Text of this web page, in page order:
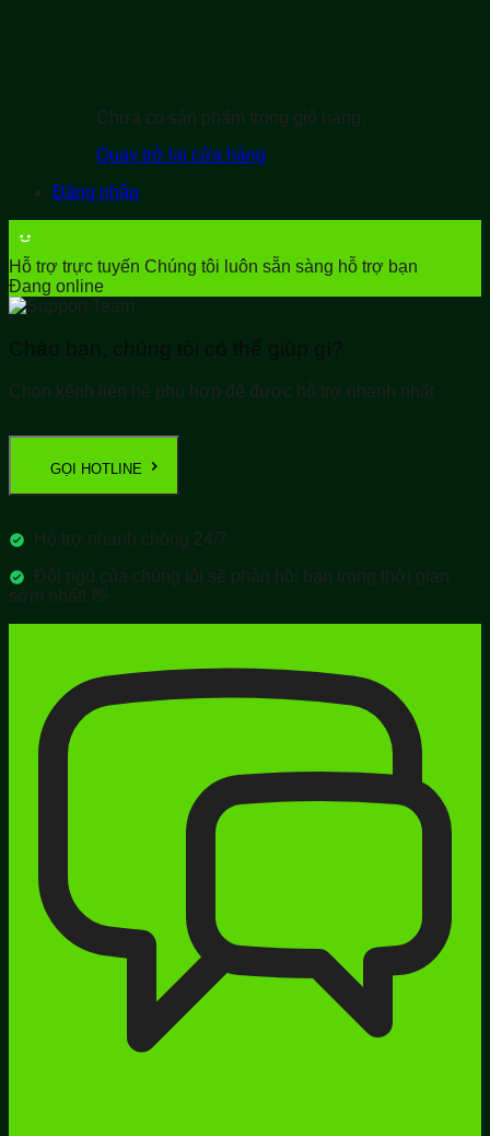
Chưa có sản phẩm trong giỏ hàng.
Quay trở lại cửa hàng
Đăng nhập
Hỗ trợ trực tuyến Chúng tôi luôn sẵn sàng hỗ trợ bạn
Đang online
Chào bạn, chúng tôi có thể giúp gì?
Chọn kênh liên hệ phù hợp để được hỗ trợ nhanh nhất
GỌI HOTLINE
Hỗ trợ nhanh chóng 24/7
Đội ngũ của chúng tôi sẽ phản hồi bạn trong thời gian
sớm nhất! 👋